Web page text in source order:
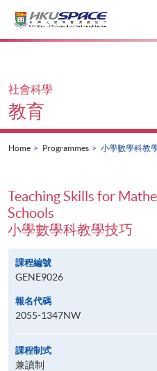
Main
社會科學
教育
Home Programmes 小學數學科教
Teaching Skills for
Schools
小學數學科教學技巧
課程編號
GENE9026
報名代碼
2055-1347NW
課程制式
兼讀制